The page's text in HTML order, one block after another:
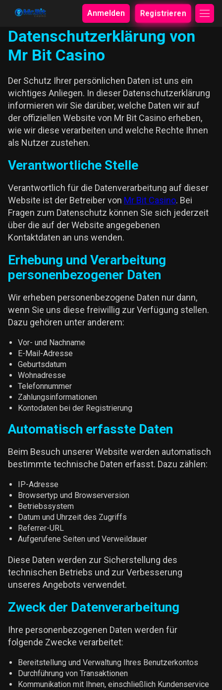
Anmelden Registrieren
Datenschutzerklärung von
Mr Bit Casino
Der Schutz Ihrer persönlichen Daten ist uns ein
wichtiges Anliegen. In dieser Datenschutzerklärung
informieren wir Sie darüber, welche Daten wir auf
der offiziellen Website von Mr Bit Casino erheben,
wie wir diese verarbeiten und welche Rechte Ihnen
als Nutzer zustehen.
Verantwortliche Stelle
Verantwortlich für die Datenverarbeitung auf dieser
Website ist der Betreiber von Mr Bit Casino. Bei
Fragen zum Datenschutz können Sie sich jederzeit
über die auf der Website angegebenen
Kontaktdaten an uns wenden.
Erhebung und Verarbeitung
personenbezogener Daten
Wir erheben personenbezogene Daten nur dann,
wenn Sie uns diese freiwillig zur Verfügung stellen.
Dazu gehören unter anderem:
Vor- und Nachname
E-Mail-Adresse
Geburtsdatum
Wohnadresse
Telefonnummer
Zahlungsinformationen
Kontodaten bei der Registrierung
Automatisch erfasste Daten
Beim Besuch unserer Website werden automatisch
bestimmte technische Daten erfasst. Dazu zählen:
IP-Adresse
Browsertyp und Browserversion
Betriebssystem
Datum und Uhrzeit des Zugriffs
Referrer-URL
Aufgerufene Seiten und Verweildauer
Diese Daten werden zur Sicherstellung des
technischen Betriebs und zur Verbesserung
unseres Angebots verwendet.
Zweck der Datenverarbeitung
Ihre personenbezogenen Daten werden für
folgende Zwecke verarbeitet:
Bereitstellung und Verwaltung Ihres Benutzerkontos
Durchführung von Transaktionen
Kommunikation mit Ihnen, einschließlich Kundenservice